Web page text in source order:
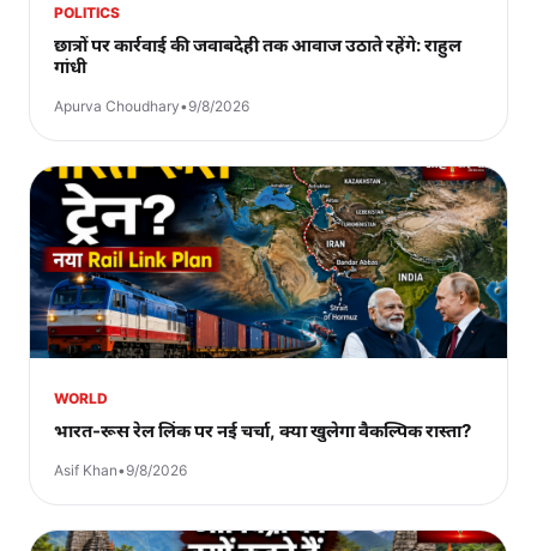
POLITICS
छात्रों पर कार्रवाई की जवाबदेही तक आवाज उठाते रहेंगे: राहुल
गांधी
Apurva Choudhary•9/8/2026
WORLD
भारत-रूस रेल लिंक पर नई चर्चा, क्या खुलेगा वैकल्पिक रास्ता?
Asif Khan•9/8/2026